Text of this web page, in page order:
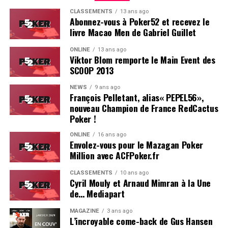
Soleau à gauche, sorti par Logghe au centre
CLASSEMENTS 13 ans ago
Abonnez-vous à Poker52 et recevez le
livre Macao Men de Gabriel Guillet
ONLINE 13 ans ago
Viktor Blom remporte le Main Event des
SCOOP 2013
NEWS 9 ans ago
François Pelletant, alias« PEPEL56»,
nouveau Champion de France RedCactus
Poker !
ONLINE 16 ans ago
Envolez-vous pour le Mazagan Poker
Million avec ACFPoker.fr
CLASSEMENTS 10 ans ago
Cyril Mouly et Arnaud Mimran à la Une
de… Mediapart
MAGAZINE 3 ans ago
L’incroyable come-back de Gus Hansen